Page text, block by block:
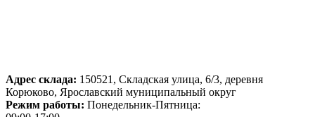
Адрес склада: 150521, Складская улица, 6/3, деревня
Корюково, Ярославский муниципальный округ
Режим работы: Понедельник-Пятница: